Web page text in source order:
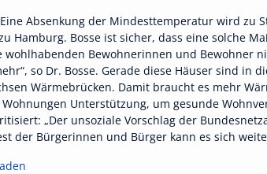
Absenkung der Mindesttemperatur wird zu
Hamburg. Bosse ist sicher, dass eine solche
Bewohnerinnen und Bewohner
so Dr. Bosse. Gerade diese Häuser sind
Wärmebrücken. Damit braucht es mehr
Unterstützung, um gesunde
„Der unsoziale Vorschlag der
der Bürgerinnen und Bürger kann es sich